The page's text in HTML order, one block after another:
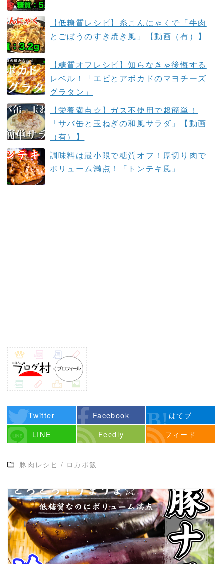
【低糖質レシピ】糸こんにゃくで「牛肉
とごぼうのすき焼き風」【動画（有）】
【糖質オフレシピ】知らなきゃ後悔する
レベル！「エビとアボカドのマヨチーズ
グラタン」
【栄養満点☆】ガス不使用で超簡単！
「サバ缶と玉ねぎの和風サラダ」【動画
（有）】
調味料は最小限で糖質オフ！厚切り肉で
ボリューム満点！「トンテキ風」
Twitter Facebook
はてブ
LINE
Feedly フィード
豚肉レシピ / ロカボ飯